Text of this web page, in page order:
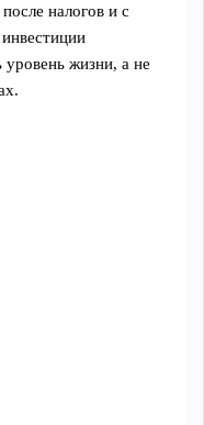
налогов и с
уровень жизни, а не